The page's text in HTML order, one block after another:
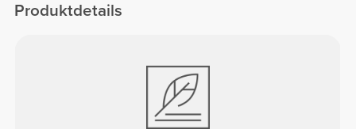
Produktdetails